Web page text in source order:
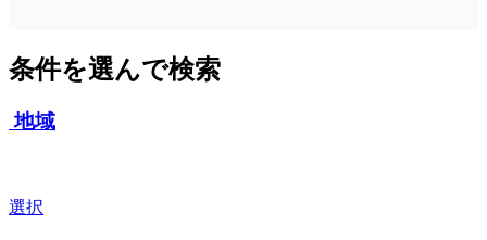
条件を選んで検索
地域
選択